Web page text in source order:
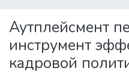
Statistics
Аутплейсмент
инструмент
кадровой